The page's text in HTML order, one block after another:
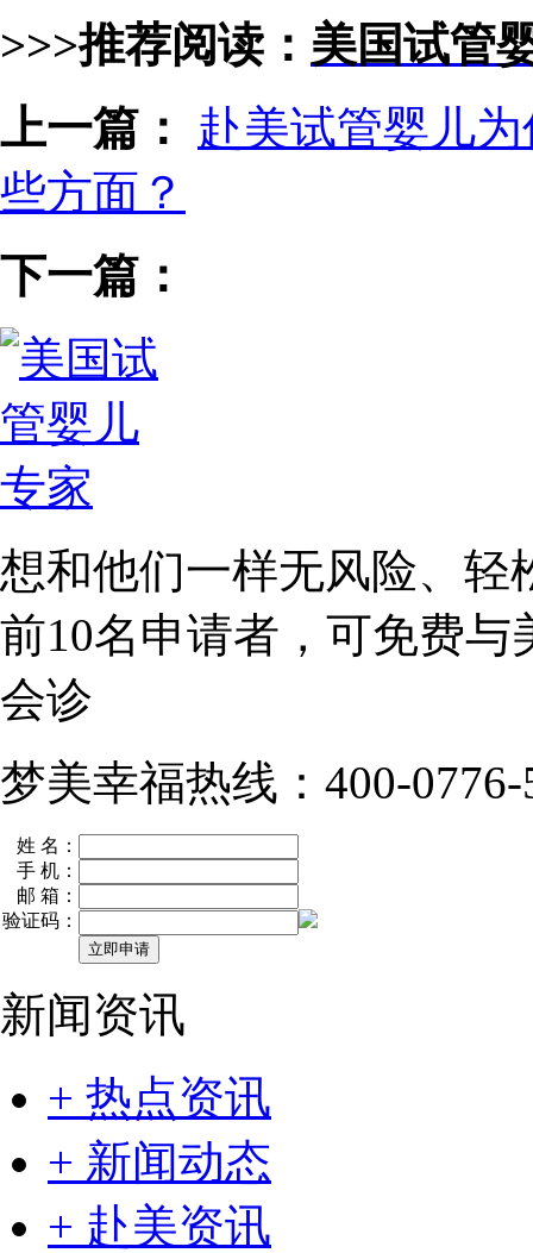
>>>推荐阅读： 美国试管
上一篇：
赴美试管婴儿
些方面？
下一篇：
想和他们一样无风险、轻
前10名申请者，可免费与
会诊
梦美幸福热线：400-0776-
姓 名：
手 机：
邮 箱：
验证码：
新闻资讯
+ 热点资讯
+ 新闻动态
+ 赴美资讯